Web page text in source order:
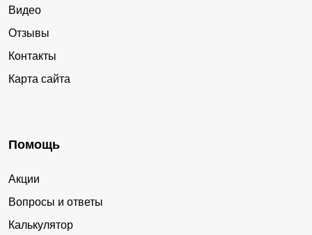
Видео
Отзывы
Контакты
Карта сайта
Помощь
Акции
Вопросы и ответы
Калькулятор